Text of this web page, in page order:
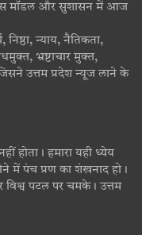
मॉडल और सुशासन में आज
निष्ठा, न्याय, नैतिकता,
भ्रष्टाचार मुक्त,
उत्तम प्रदेश न्यूज लाने के
हमारा यही ध्येय
में पंच प्रण का शंखनाद हो।
विश्व पटल पर चमके। उत्तम